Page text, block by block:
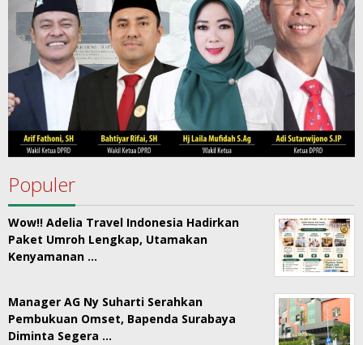
Populer
Wow!! Adelia Travel Indonesia Hadirkan
Paket Umroh Lengkap, Utamakan
Kenyamanan …
Manager AG Ny Suharti Serahkan
Pembukuan Omset, Bapenda Surabaya
Diminta Segera …